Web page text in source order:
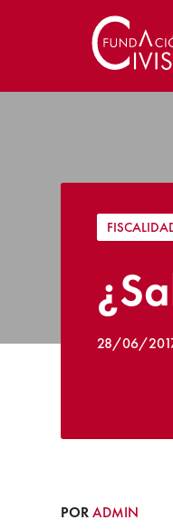
28/06/
PORADMIN